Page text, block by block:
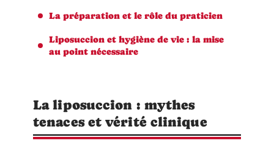
La préparation et le rôle du praticien
Liposuccion et hygiène de vie : la mise
au point nécessaire
La liposuccion : mythes
tenaces et vérité clinique